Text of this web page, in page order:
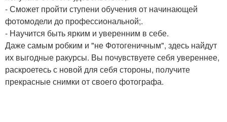
- Сможет пройти ступени обучения от начинающей
фотомодели до профессиональной;.
- Научится быть ярким и уверенним в себе.
Даже самым робким и "не Фотогеничным", здесь найдут
их выгодные ракурсы. Вы почувствуете себя увереннее,
раскроетесь с новой для себя стороны, получите
прекрасные снимки от своего фотографа.